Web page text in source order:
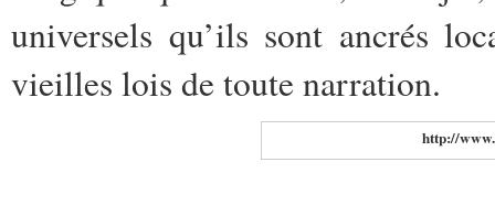
universels qu’ils sont ancrés
vieilles lois de toute narration.
http://